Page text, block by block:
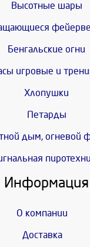
Высотные шары
Бенгальские огни
игровые и
Хлопушки
Петарды
дым, огневой
Информация
О компании
Доставка